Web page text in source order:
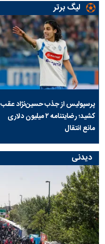
لیگ برتر
پرسپولیس از جذب حسین‌نژاد عقب
کشید؛ رضایتنامه ۲ میلیون دلاری
مانع انتقال
دیدنی